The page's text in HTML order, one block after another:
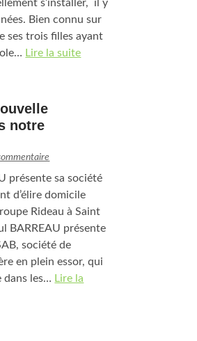
s’installer, il y
Bien connu sur
ses trois filles ayant
Lire la suite
notre
présente sa société
d’élire domicile
Rideau à Saint
BARREAU présente
société de
en plein essor, qui
dans les… Lire la